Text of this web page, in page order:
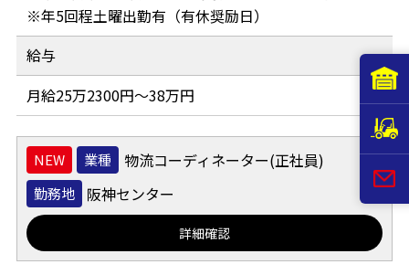
※年5回程土曜出勤有（有休奨励日）
給与
月給25万2300円～38万円
業種 物流コーディネーター(正社員)
勤務地 阪神センター
詳細確認